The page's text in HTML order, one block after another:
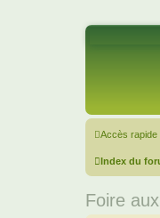
Accès rapide
Index du
Foire